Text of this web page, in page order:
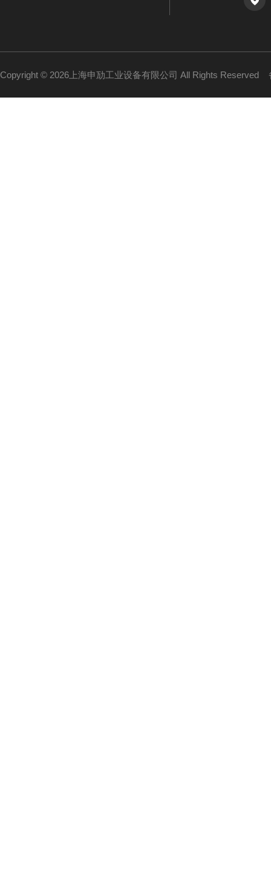
Copyright © 2026上海申劢工业设备有限公司 All Rights Reserved